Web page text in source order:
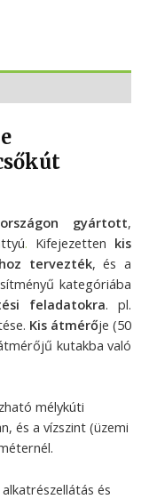
gyártott,
. Kifejezetten kis
tervezték, és a
kategóriába
feladatokra. pl.
Kis átmérője (50
kutakba való
mélykúti
és a vízszint (üzemi
és